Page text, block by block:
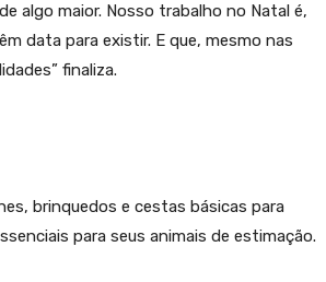
algo maior. Nosso trabalho no Natal é,
data para existir. E que, mesmo nas
finaliza.
brinquedos e cestas básicas para
para seus animais de estimação.